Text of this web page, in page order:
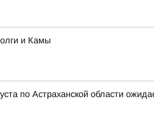
и Камы
по Астраханской области